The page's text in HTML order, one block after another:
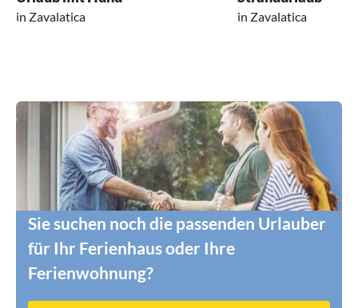
in Zavalatica in Zavalatica
Sie suchen noch die passenden Urlauber
für Ihr Ferienhaus oder Ihre
Ferienwohnung?